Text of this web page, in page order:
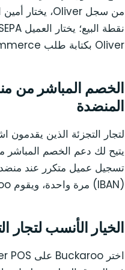
Oliver بكتابة طلب WooCommerce.
المنضدة
لتجار التجزئة الذين
(IBAN) مرة واحدة، ويقوم Buckaroo بتحصيل المبلغ من بنكهم شهريًا.
الخيار الأنسب لتجار